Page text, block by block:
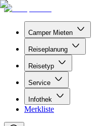
Camper Mieten
Reiseplanung
Reisetyp
Service
Infothek
Merkliste